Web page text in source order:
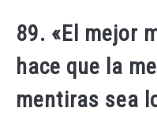
89. «El mejor
hace que la
mentiras sea